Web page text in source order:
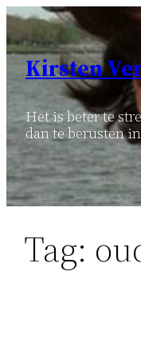
Ga
naar
inhoud
Kirsten
Het is beter te
dan te berusten
Tag: